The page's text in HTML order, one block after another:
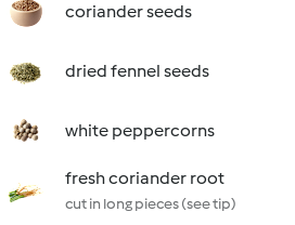
coriander seeds
dried fennel seeds
white peppercorns
fresh coriander root
cut in long pieces (see tip)